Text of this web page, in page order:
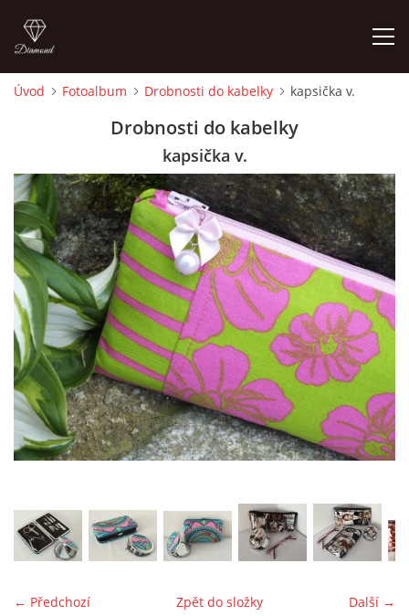
CEDULKY
MOJE POSLEDNÍ PRÁCE
jk-laguna@seznam.cz
Úvod Fotoalbum Drobnosti do kabelky kapsička v.
Drobnosti do kabelky
kapsička v.
← Předchozí Další →
Zpět do složky